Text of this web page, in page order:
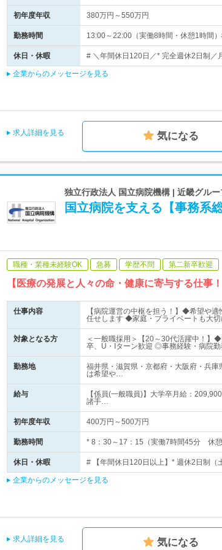
初年度年収 380万円～550万円
勤務時間 13:00～22:00（実働8時間・休憩1時間
休日・休暇 # ＼年間休日120日／* 完全週休2日制
企業からのメッセージを見る
求人詳細を見る 気になる
独立行政法人 国立病院機構 | 近畿グル
国立病院を支える【事務系
職種・業種未経験OK 急募 学歴不問 第二新卒歓迎
【医療の発展と人々の命・健康に寄与する仕
仕事内容
【病院運営の中枢を担う！】◆希望や
任せします ◆家庭・プライベートも大切
対象となる方
＜一般職採用＞【20～30代活躍中！】
卒、U・Iターン歓迎 ◎事務経験・病院勤
勤務地
福井県・滋賀県・京都府・大阪府・兵
は希望や…
給与
【係員(一般職員)】大学卒月給：
諸手…
初年度年収 400万円～500万円
勤務時間 * 8：30～17：15（実働7時間45分 休憩
休日・休暇 # 【年間休日120日以上】* 週休2日制
企業からのメッセージを見る
求人詳細を見る 気になる